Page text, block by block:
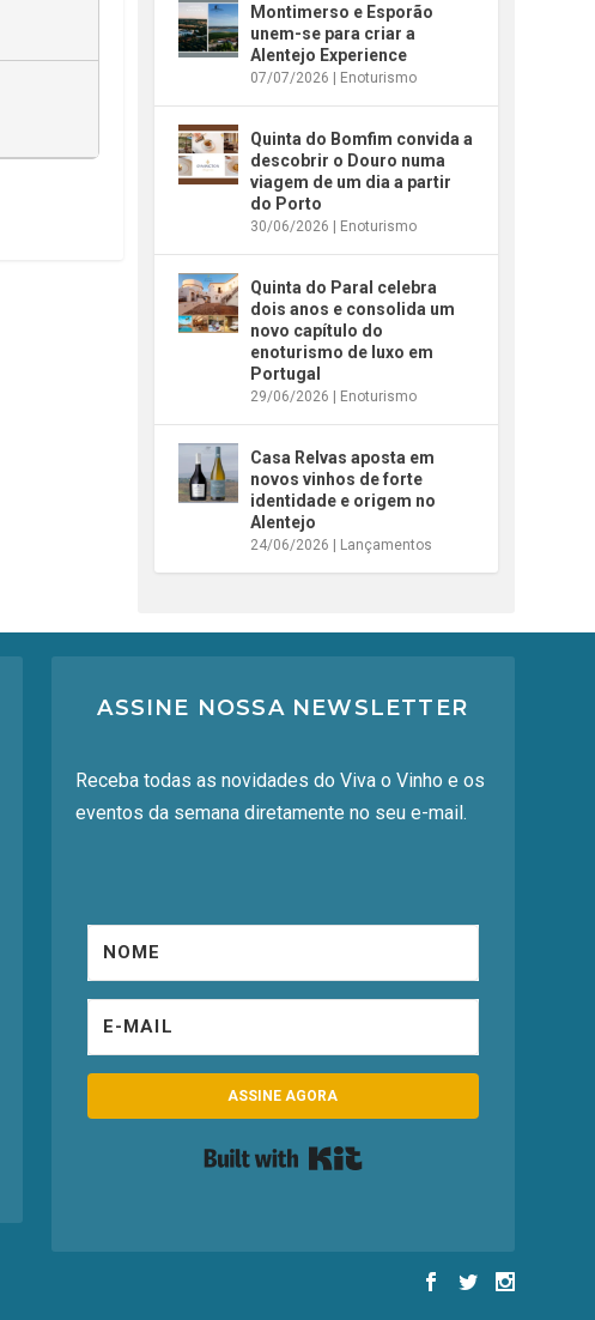
Montimerso e Esporão
unem-se para criar a
Alentejo Experience
07/07/2026 | Enoturismo
Quinta do Bomfim convida a
descobrir o Douro numa
viagem de um dia a partir
do Porto
30/06/2026 | Enoturismo
Quinta do Paral celebra
dois anos e consolida um
novo capítulo do
enoturismo de luxo em
Portugal
29/06/2026 | Enoturismo
Casa Relvas aposta em
novos vinhos de forte
identidade e origem no
Alentejo
24/06/2026 | Lançamentos
ASSINE NOSSA NEWSLETTER
Receba todas as novidades do Viva o Vinho e os
eventos da semana diretamente no seu e-mail.
ASSINE AGORA